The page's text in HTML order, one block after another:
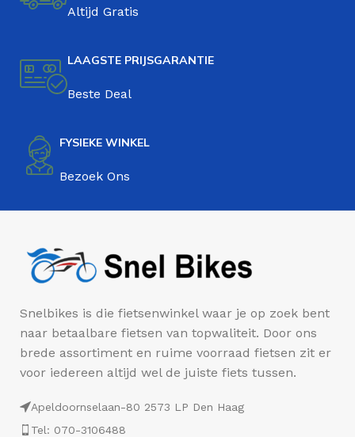
Altijd Gratis
LAAGSTE PRIJSGARANTIE
Beste Deal
FYSIEKE WINKEL
Bezoek Ons
Snelbikes is die fietsenwinkel waar je op zoek bent
naar betaalbare fietsen van topwaliteit. Door ons
brede assortiment en ruime voorraad fietsen zit er
voor iedereen altijd wel de juiste fiets tussen.
Apeldoornselaan-80 2573 LP Den Haag
Tel: 070-3106488